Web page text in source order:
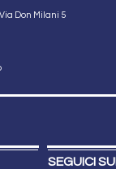
Don Milani 5
SEGUICI